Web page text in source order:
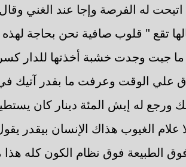
اتيحت له الفرصة وإجا عند الغني
تقع " قلوب صافية نحن بحاجة لهذه
وجدت خشبة أخذتها للدار
علي الوقت وعرفت ما بقدر آتيك
ورجع له إيش المئة دينار كان
علام الغيوب هذاك الإنسان بيقدر
الطبيعة فوق نظام الكون كله